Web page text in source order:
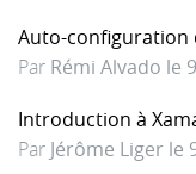
Auto-configuration
Par Rémi Alvado le
Introduction à
Par Jérôme Liger le